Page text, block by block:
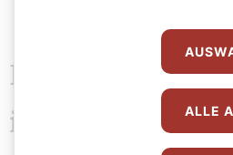
Das könnte Sie
interessierenALLE